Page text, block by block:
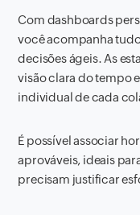
Com dashboards
você acompanha
decisões ágeis. As
visão clara do tempo
individual de cada
É possível associar
aprováveis, ideais
precisam justificar